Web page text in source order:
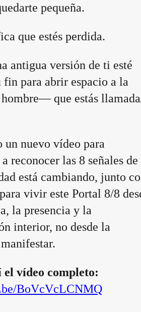
pequeña.
que estés perdida.
antigua versión de ti esté
fin para abrir espacio a la
que estás
un nuevo vídeo para
reconocer las 8 señales de
está cambiando, junto
vivir este Portal 8/8
la presencia y la
interior, no desde la
vídeo completo:
BoVcVcLCNMQ